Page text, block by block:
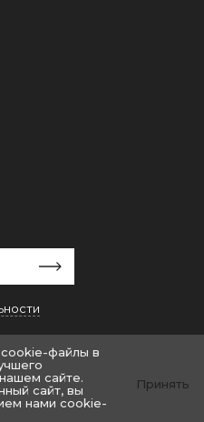
cookie-файлы в
сайте.
сайт, вы
нами cookie-
Принять